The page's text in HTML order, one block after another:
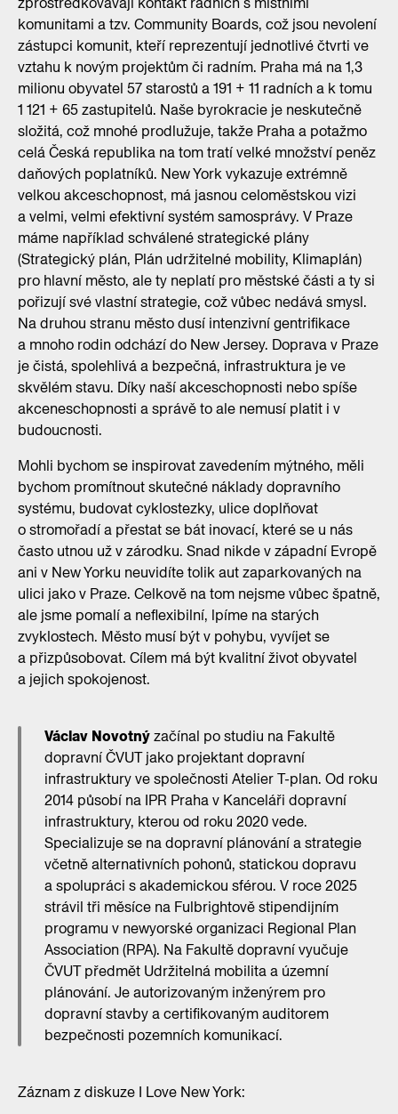
komunitami a tzv. Community Boards, což jsou nevolení
zástupci komunit, kteří reprezentují jednotlivé čtvrti ve
vztahu k novým projektům či radním. Praha má na 1,3
milionu obyvatel 57 starostů a 191 + 11 radních a k tomu
1 121 + 65 zastupitelů. Naše byrokracie je neskutečně
složitá, což mnohé prodlužuje, takže Praha a potažmo
celá Česká republika na tom tratí velké množství peněz
daňových poplatníků. New York vykazuje extrémně
velkou akceschopnost, má jasnou celoměstskou vizi
a velmi, velmi efektivní systém samosprávy. V Praze
máme například schválené strategické plány
(Strategický plán, Plán udržitelné mobility, Klimaplán)
pro hlavní město, ale ty neplatí pro městské části a ty si
pořizují své vlastní strategie, což vůbec nedává smysl.
Na druhou stranu město dusí intenzivní gentrifikace
a mnoho rodin odchází do New Jersey. Doprava v Praze
je čistá, spolehlivá a bezpečná, infrastruktura je ve
skvělém stavu. Díky naší akceschopnosti nebo spíše
akceneschopnosti a správě to ale nemusí platit i v
budoucnosti.
Mohli bychom se inspirovat zavedením mýtného, měli
bychom promítnout skutečné náklady dopravního
systému, budovat cyklostezky, ulice doplňovat
o stromořadí a přestat se bát inovací, které se u nás
často utnou už v zárodku. Snad nikde v západní Evropě
ani v New Yorku neuvidíte tolik aut zaparkovaných na
ulici jako v Praze. Celkově na tom nejsme vůbec špatně,
ale jsme pomalí a neflexibilní, lpíme na starých
zvyklostech. Město musí být v pohybu, vyvíjet se
a přizpůsobovat. Cílem má být kvalitní život obyvatel
a jejich spokojenost.
​​Václav Novotnýzačínal po studiu na Fakultě
dopravní ČVUT jako projektant dopravní
infrastruktury ve společnosti Atelier T-plan. Od roku
2014 působí na IPR Praha v Kanceláři dopravní
infrastruktury, kterou od roku 2020 vede.
Specializuje se na dopravní plánování a strategie
včetně alternativních pohonů, statickou dopravu
a spolupráci s akademickou sférou. V roce 2025
strávil tři měsíce na Fulbrightově stipendijním
programu v newyorské organizaci Regional Plan
Association (RPA). Na Fakultě dopravní vyučuje
ČVUT předmět Udržitelná mobilita a územní
plánování. Je autorizovaným inženýrem pro
dopravní stavby a certifikovaným auditorem
bezpečnosti pozemních komunikací.
Záznam z diskuze I Love New York: